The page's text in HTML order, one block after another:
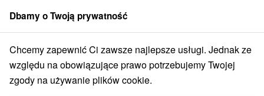
członek grupySorger
na Słowacji Wieże obserwacyjne i chodniki Slanské vrchy
Wieże obserwacyjne i chodniki
Dbamy o Twoją prywatność
Chcemy zapewnić Ci zawsze najlepsze usługi. Jednak ze
względu na obowiązujące prawo potrzebujemy Twojej
zgody na używanie plików cookie.